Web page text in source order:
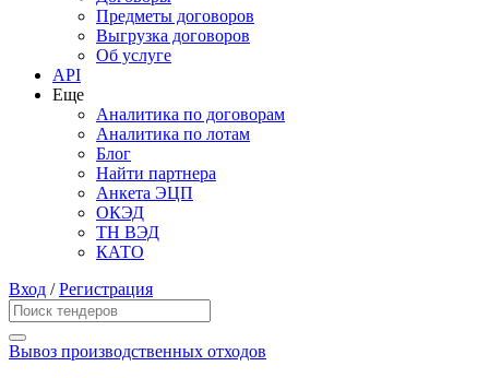
Предметы договоров
Выгрузка договоров
Об услуге
API
Еще
Аналитика по договорам
Аналитика по лотам
Блог
Найти партнера
Анкета ЭЦП
ОКЭД
ТН ВЭД
КАТО
Вход /Регистрация
Вывоз производственных отходов